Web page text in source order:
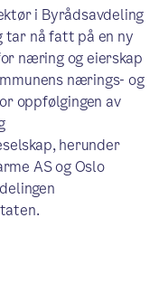
i Byrådsavdeling
tar nå fatt på en ny
næring og eierskap
nærings- og
oppfølgingen av
herunder
AS og Oslo